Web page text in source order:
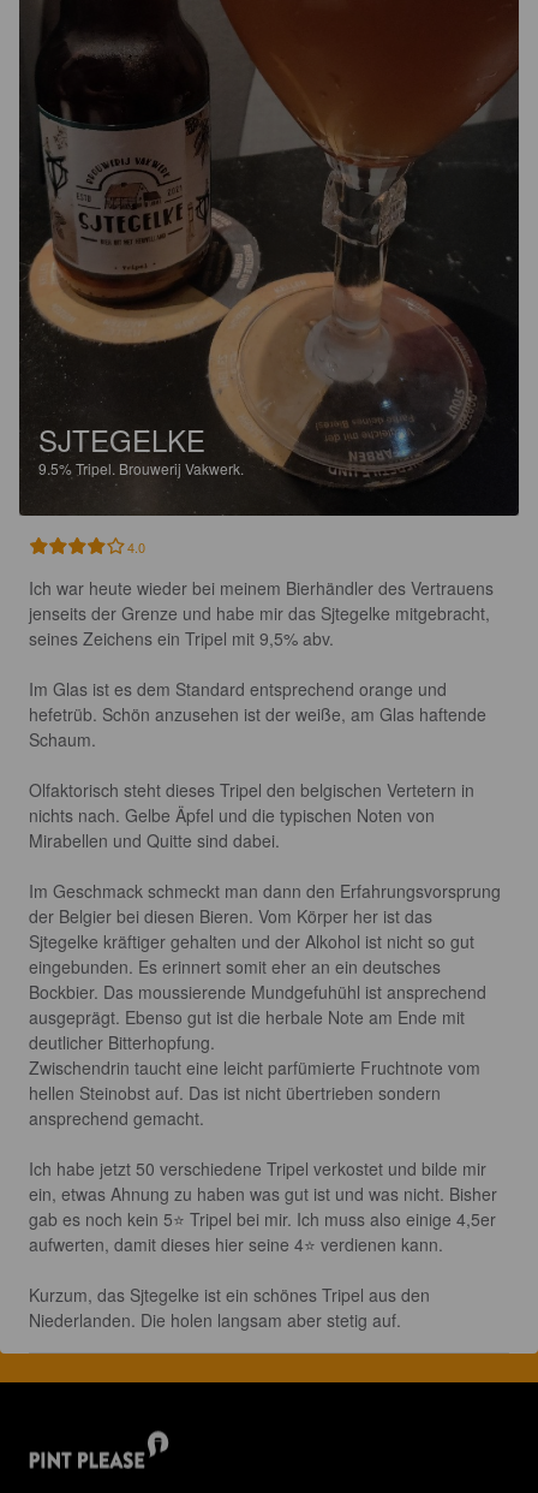
SJTEGELKE
9.5%Tripel. Brouwerij Vakwerk.
4.0
Ich war heute wieder bei meinem Bierhändler des Vertrauens
jenseits der Grenze und habe mir das Sjtegelke mitgebracht,
seines Zeichens ein Tripel mit 9,5% abv.
Im Glas ist es dem Standard entsprechend orange und
hefetrüb. Schön anzusehen ist der weiße, am Glas haftende
Schaum.
Olfaktorisch steht dieses Tripel den belgischen Vertetern in
nichts nach. Gelbe Äpfel und die typischen Noten von
Mirabellen und Quitte sind dabei.
Im Geschmack schmeckt man dann den Erfahrungsvorsprung
der Belgier bei diesen Bieren. Vom Körper her ist das
Sjtegelke kräftiger gehalten und der Alkohol ist nicht so gut
eingebunden. Es erinnert somit eher an ein deutsches
Bockbier. Das moussierende Mundgefuhühl ist ansprechend
ausgeprägt. Ebenso gut ist die herbale Note am Ende mit
deutlicher Bitterhopfung.
Zwischendrin taucht eine leicht parfümierte Fruchtnote vom
hellen Steinobst auf. Das ist nicht übertrieben sondern
ansprechend gemacht.
Ich habe jetzt 50 verschiedene Tripel verkostet und bilde mir
ein, etwas Ahnung zu haben was gut ist und was nicht. Bisher
gab es noch kein 5⭐ Tripel bei mir. Ich muss also einige 4,5er
aufwerten, damit dieses hier seine 4⭐ verdienen kann.
Kurzum, das Sjtegelke ist ein schönes Tripel aus den
Niederlanden. Die holen langsam aber stetig auf.